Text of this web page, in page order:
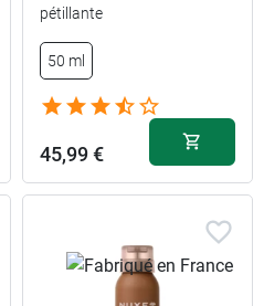
pétillante
50 ml
45,99 €